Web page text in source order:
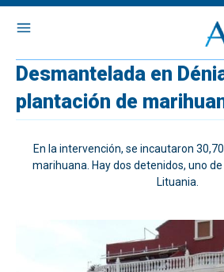
Desmantelada en
plantación de
En la intervención, se incautaron
marihuana. Hay dos detenidos, uno
Lituania.